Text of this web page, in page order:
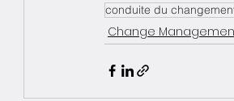
conduite du
Change